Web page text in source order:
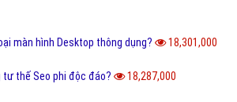
màn hình Desktop thông dụng? 18,301,000
tư thế Seo phi độc đáo? 18,287,000